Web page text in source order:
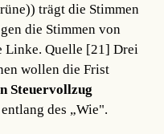
trägt die Stimmen
die Stimmen von
Linke.Quelle [21] Drei
wollen die Frist
Steuervollzug
des „Wie".